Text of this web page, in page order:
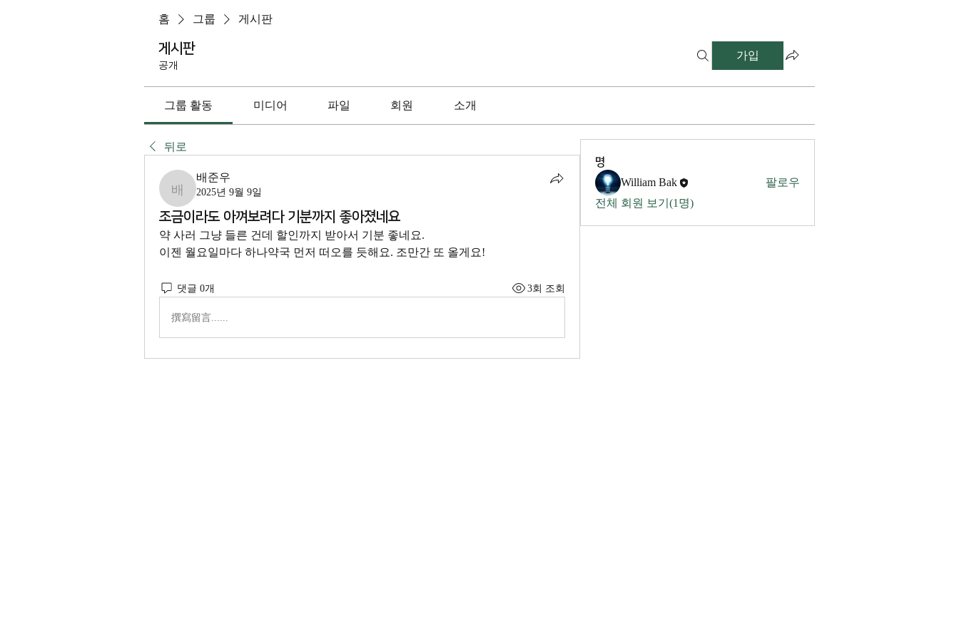
홈 그룹 게시판
게시판
공개
가입
그룹 활동 미디어 파일 회원 소개
뒤로
배준우
배준우
2025년 9월 9일
조금이라도 아껴보려다 기분까지 좋아졌네요
약 사러 그냥 들른 건데 할인까지 받아서 기분 좋네요.
이젠 월요일마다 하나약국 먼저 떠오를 듯해요. 조만간 또 올게요!
댓글 0개 3회 조회
撰寫留言......
명
William Bak
팔로우
전체 회원 보기(1명)